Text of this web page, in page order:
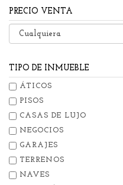
PRECIO VENTA
TIPO DE INMUEBLE
ÁTICOS
PISOS
CASAS DE LUJO
NEGOCIOS
GARAJES
TERRENOS
NAVES